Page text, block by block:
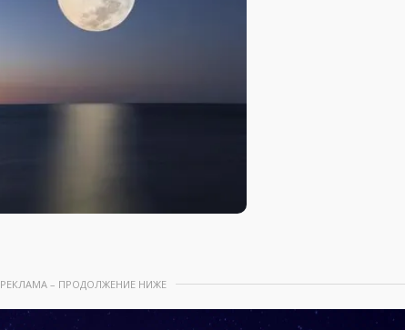
РЕКЛАМА – ПРОДОЛЖЕНИЕ НИЖЕ